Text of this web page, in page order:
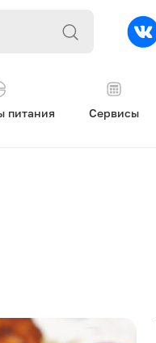
питания Сервисы